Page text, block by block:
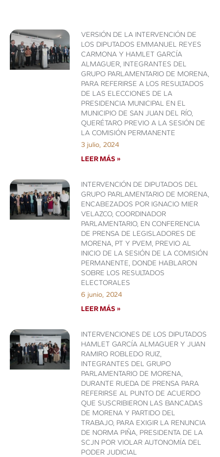
VERSIÓN DE LA INTERVENCIÓN DE
LOS DIPUTADOS EMMANUEL REYES
CARMONA Y HAMLET GARCÍA
ALMAGUER, INTEGRANTES DEL
GRUPO PARLAMENTARIO DE MORENA,
PARA REFERIRSE A LOS RESULTADOS
DE LAS ELECCIONES DE LA
PRESIDENCIA MUNICIPAL EN EL
MUNICIPIO DE SAN JUAN DEL RÍO,
QUERÉTARO PREVIO A LA SESIÓN DE
LA COMISIÓN PERMANENTE
3 julio, 2024
LEER MÁS »
INTERVENCIÓN DE DIPUTADOS DEL
GRUPO PARLAMENTARIO DE MORENA,
ENCABEZADOS POR IGNACIO MIER
VELAZCO, COORDINADOR
PARLAMENTARIO, EN CONFERENCIA
DE PRENSA DE LEGISLADORES DE
MORENA, PT Y PVEM, PREVIO AL
INICIO DE LA SESIÓN DE LA COMISIÓN
PERMANENTE, DONDE HABLARON
SOBRE LOS RESULTADOS
ELECTORALES
6 junio, 2024
LEER MÁS »
INTERVENCIONES DE LOS DIPUTADOS
HAMLET GARCÍA ALMAGUER Y JUAN
RAMIRO ROBLEDO RUIZ,
INTEGRANTES DEL GRUPO
PARLAMENTARIO DE MORENA,
DURANTE RUEDA DE PRENSA PARA
REFERIRSE AL PUNTO DE ACUERDO
QUE SUSCRIBIERON LAS BANCADAS
DE MORENA Y PARTIDO DEL
TRABAJO, PARA EXIGIR LA RENUNCIA
DE NORMA PIÑA, PRESIDENTA DE LA
SCJN POR VIOLAR AUTONOMÍA DEL
PODER JUDICIAL